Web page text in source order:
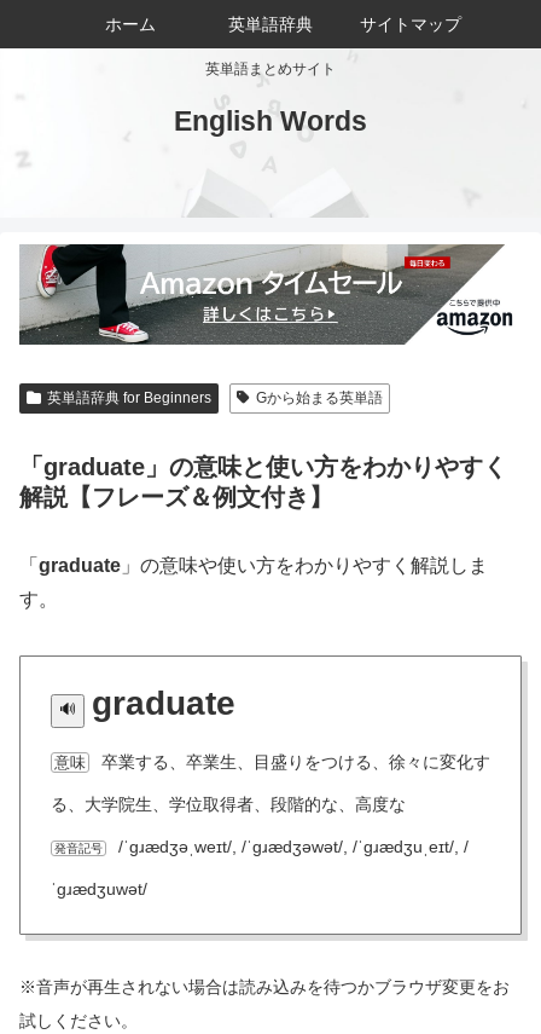
英単語まとめサイト
English Words
ホーム 英単語辞典 サイトマップ
英単語辞典 for Beginners Gから始まる英単語
「graduate」の意味と使い方をわかりやすく
解説【フレーズ＆例文付き】
「 graduate 」の意味や使い方をわかりやすく解説しま
す。
graduate
意味 卒業する、卒業生、目盛りをつける、徐々に変化す
る、大学院生、学位取得者、段階的な、高度な
発音記号 /ˈɡɹædʒəˌweɪt/, /ˈɡɹædʒəwət/, /ˈɡɹædʒuˌeɪt/, /
ˈɡɹædʒuwət/
※音声が再生されない場合は読み込みを待つかブラウザ変更をお
試しください。